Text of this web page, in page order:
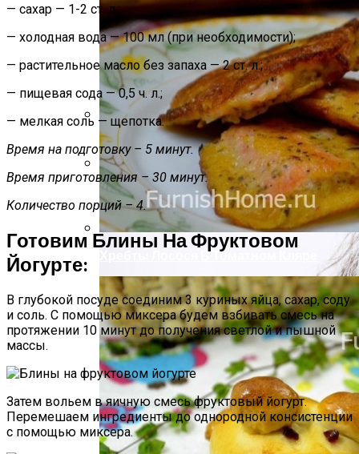
Компактно, Красиво, Удобно: 7
Нестандартных Идей Для Хранения
Обуви
Маникюр «Достойная»
Хребты Лосося В Томатном Кляре
— сахар — 1-2 ст. л.;
— холодная вода — 100 мл (при необходимости);
— растительное масло без запаха — 2 ст. л.;
— пищевая сода — 0,5 ч. л.;
— мелкая соль — щепотка.
Время на подготовку – 5 минут.
Время приготовления – 30 минут.
Количество порций – 4.
Готовим Блины На Фруктовом
Йогурте:
В глубокой посуде соединим 3 куриных яйца, сахар, соду
и соль. С помощью миксера будем взбивать смесь на
протяжении 10 минут до получения светлой и пышной
массы.
Затем вольем в яичную смесь фруктовый йогурт.
Перемешаем ингредиенты до однородной консистенции
с помощью миксера.